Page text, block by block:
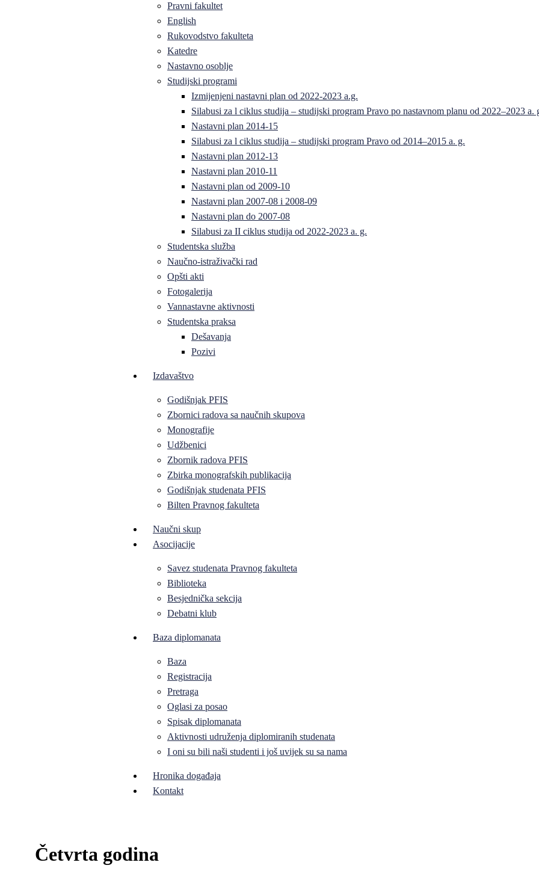
Pravni fakultet
English
Rukovodstvo fakulteta
Katedre
Nastavno osoblje
Studijski programi
Izmijenjeni nastavni plan od 2022-2023 a.g.
Silabusi za l ciklus studija – studijski program Pravo po nastavnom planu od 2022–2023 a.
Nastavni plan 2014-15
Silabusi za l ciklus studija – studijski program Pravo od 2014–2015 a. g.
Nastavni plan 2012-13
Nastavni plan 2010-11
Nastavni plan od 2009-10
Nastavni plan 2007-08 i 2008-09
Nastavni plan do 2007-08
Silabusi za II ciklus studija od 2022-2023 a. g.
Studentska služba
Naučno-istraživački rad
Opšti akti
Fotogalerija
Vannastavne aktivnosti
Studentska praksa
Dešavanja
Pozivi
Izdavaštvo
Godišnjak PFIS
Zbornici radova sa naučnih skupova
Monografije
Udžbenici
Zbornik radova PFIS
Zbirka monografskih publikacija
Godišnjak studenata PFIS
Bilten Pravnog fakulteta
Naučni skup
Asocijacije
Savez studenata Pravnog fakulteta
Biblioteka
Besjednička sekcija
Debatni klub
Baza diplomanata
Baza
Registracija
Pretraga
Oglasi za posao
Spisak diplomanata
Aktivnosti udruženja diplomiranih studenata
I oni su bili naši studenti i još uvijek su sa nama
Hronika događaja
Kontakt
Četvrta godina